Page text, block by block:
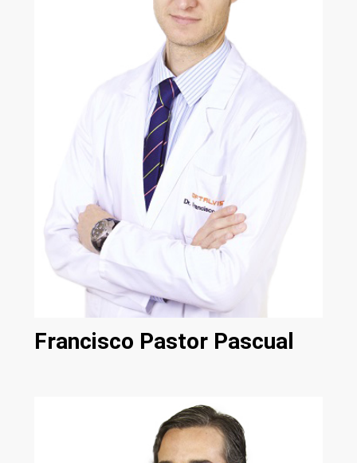
Francisco Pastor Pascual